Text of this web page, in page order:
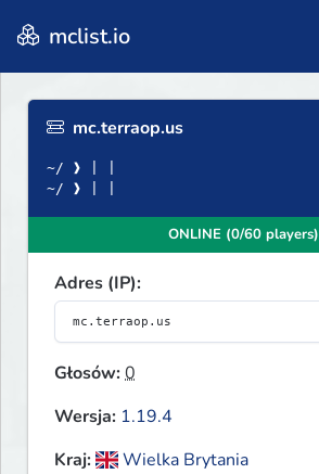
mclist.io
mc.terraop.us
~/ ❱ | |
~/ ❱ | |
ONLINE (0/60 players)
Adres (IP):
Głosów:0
Wersja: 1.19.4
Kraj:
Wielka Brytania